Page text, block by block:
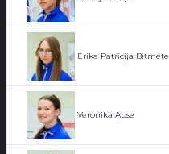
Ērika Patrīcija Bitmete
Veronika Apse